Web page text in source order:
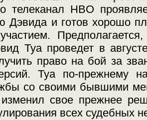
телеканал HBO
Дэвида и готов хорошо
Туа проведет в
право на бой за
Туа по-прежнему
со своими бывшими
свое прежнее
всех судебных